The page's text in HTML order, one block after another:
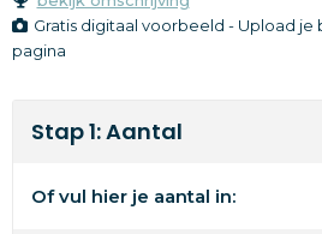
Gratis digitaal voorbeeld - Upload
pagina
Stap 1: Aantal
Of vul hier je aantal in: